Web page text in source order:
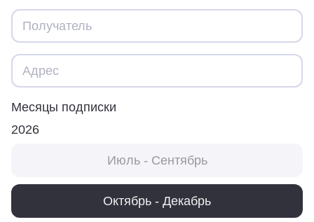
Месяцы подписки
2026
Июль - Сентябрь
Октябрь - Декабрь